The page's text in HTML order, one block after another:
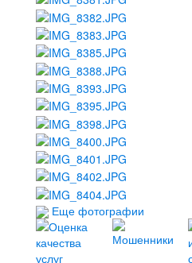
Еще фотографии